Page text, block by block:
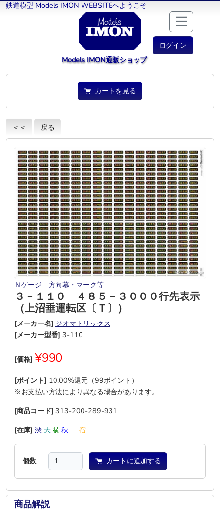
鉄道模型 Models IMON WEBSITEへようこそ
ログイン
Models IMON通販ショップ
カートを見る
＜＜ 戻る
Ｎゲージ 方向幕・マーク等
３－１１０ ４８５－３０００行先表示
（上沼垂運転区〔Ｔ〕）
[メーカー名] ジオマトリックス
[メーカー型番] 3-110
[価格] ¥990
[ポイント] 10.00%還元（99ポイント）
※お支払い方法により異なる場合があります。
[商品コード] 313-200-289-931
[在庫] 渋 大 横 秋 宿
個数 カートに追加する
商品解説